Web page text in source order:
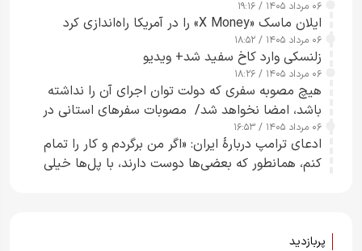
۰۶ مرداد ۱۴۰۵ / ۱۹:۱۶
ایلان ماسک «X Money» را در آمریکا راه‌اندازی کرد
۰۶ مرداد ۱۴۰۵ / ۱۸:۵۲
زلنسکی وارد کاخ سفید شد+ ویدیو
۰۶ مرداد ۱۴۰۵ / ۱۸:۲۶
هیچ مصوبه سفری که دولت توان اجرای آن را نداشته
باشد، امضا نخواهد شد/ مصوبات سفرهای استانی در
چارچوب قانون بودجه است+ عکس
۰۶ مرداد ۱۴۰۵ / ۱۶:۵۳
ادعای ترامپ دربارهٔ ایران: «اگر من برگردم و کار را تمام
کنم، همانطور که بعضی‌ها دوست دارند، با پل‌ها خیلی
پربازدید